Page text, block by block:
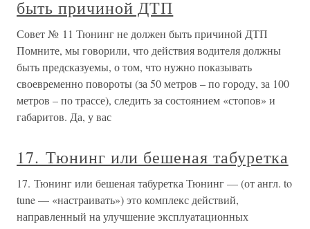
быть причиной ДТП
Совет № 11 Тюнинг не должен быть причиной ДТП
Помните, мы говорили, что действия водителя должны
быть предсказуемы, о том, что нужно показывать
своевременно повороты (за 50 метров – по городу, за 100
метров – по трассе), следить за состоянием «стопов» и
габаритов. Да, у вас
17. Тюнинг или бешеная табуретка
17. Тюнинг или бешеная табуретка Тюнинг — (от англ. to
tune — «настраивать») это комплекс действий,
направленный на улучшение эксплуатационных